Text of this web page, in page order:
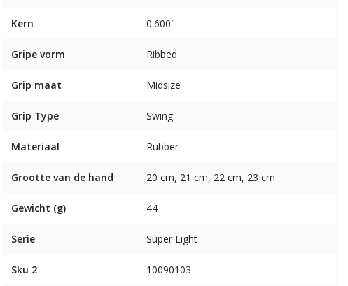
Kern 0.600"
Gripe vorm Ribbed
Grip maat Midsize
Grip Type Swing
Materiaal Rubber
Grootte van de hand 20 cm, 21 cm, 22 cm, 23 cm
Gewicht (g) 44
Serie Super Light
Sku 2 10090103